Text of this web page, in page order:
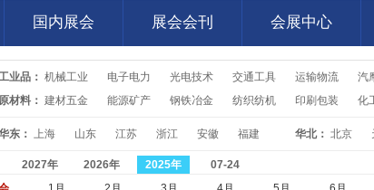
国内展会
国内展会
展会会刊
展会会刊
会展中心
会展中心
业品： 机械工业 电子电力 光电技术 交通工具 运输物流 汽
原材料： 建材五金 能源矿产 钢铁冶金 纺织纺机 印刷包装 化
东： 上海 山东 江苏 浙江 安徽 福建 华北： 北京
2027年 2026年 2025年
07-24